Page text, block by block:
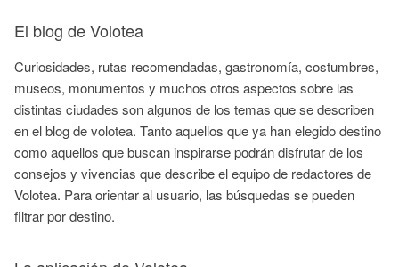
El blog de Volotea
Curiosidades, rutas recomendadas, gastronomía, costumbres,
museos, monumentos y muchos otros aspectos sobre las
distintas ciudades son algunos de los temas que se describen
en el blog de volotea. Tanto aquellos que ya han elegido destino
como aquellos que buscan inspirarse podrán disfrutar de los
consejos y vivencias que describe el equipo de redactores de
Volotea. Para orientar al usuario, las búsquedas se pueden
filtrar por destino.